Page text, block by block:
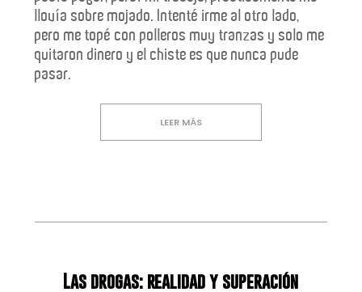
llovía sobre mojado. Intenté irme al otro lado,
pero me topé con polleros muy tranzas y solo me
quitaron dinero y el chiste es que nunca pude
pasar.
LEER MÁS
Las drogas: realidad y superación